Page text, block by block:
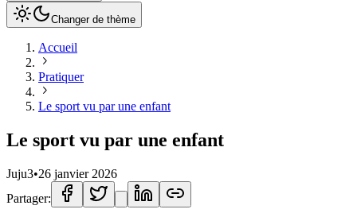
Changer de thème
Accueil
Pratiquer
Le sport vu par une enfant
Le sport vu par une enfant
Juju3•26 janvier 2026
Partager: